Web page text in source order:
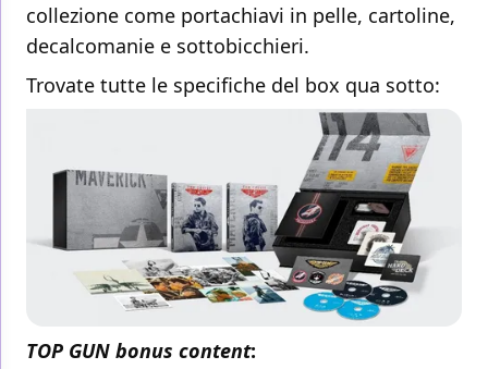
collezione come portachiavi in pelle, cartoline,
decalcomanie e sottobicchieri.
Trovate tutte le specifiche del box qua sotto:
TOP GUN bonus content: